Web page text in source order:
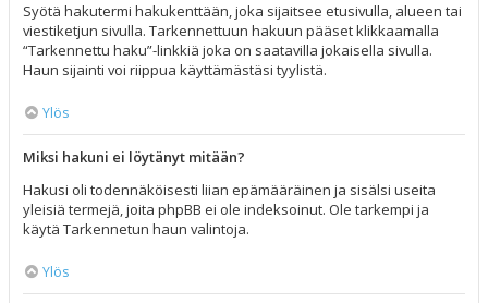
Syötä hakutermi hakukenttään, joka sijaitsee etusivulla, alueen tai
viestiketjun sivulla. Tarkennettuun hakuun pääset klikkaamalla
“Tarkennettu haku”-linkkiä joka on saatavilla jokaisella sivulla.
Haun sijainti voi riippua käyttämästäsi tyylistä.
Ylös
Miksi hakuni ei löytänyt mitään?
Hakusi oli todennäköisesti liian epämääräinen ja sisälsi useita
yleisiä termejä, joita phpBB ei ole indeksoinut. Ole tarkempi ja
käytä Tarkennetun haun valintoja.
Ylös